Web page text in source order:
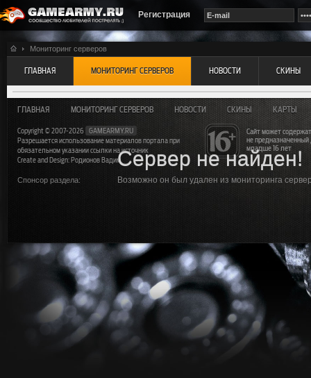
Регистрация
Мониторинг серверов
ГЛАВНАЯ МОНИТОРИНГ СЕРВЕРОВ НОВОСТИ СКИНЫ
Сервер не найден!
Возможно он был удален из мониторинга
Сайт может
не
младше 16 лет
ГЛАВНАЯ МОНИТОРИНГ СЕРВЕРОВ НОВОСТИ СКИНЫ КАРТЫ
Copyright © 2007-2026
GAMEARMY.RU
Разрешается использование материалов портала при
обязательном указании ссылки на источник
Create and Design: Родионов Вадим
Спонсор раздела: